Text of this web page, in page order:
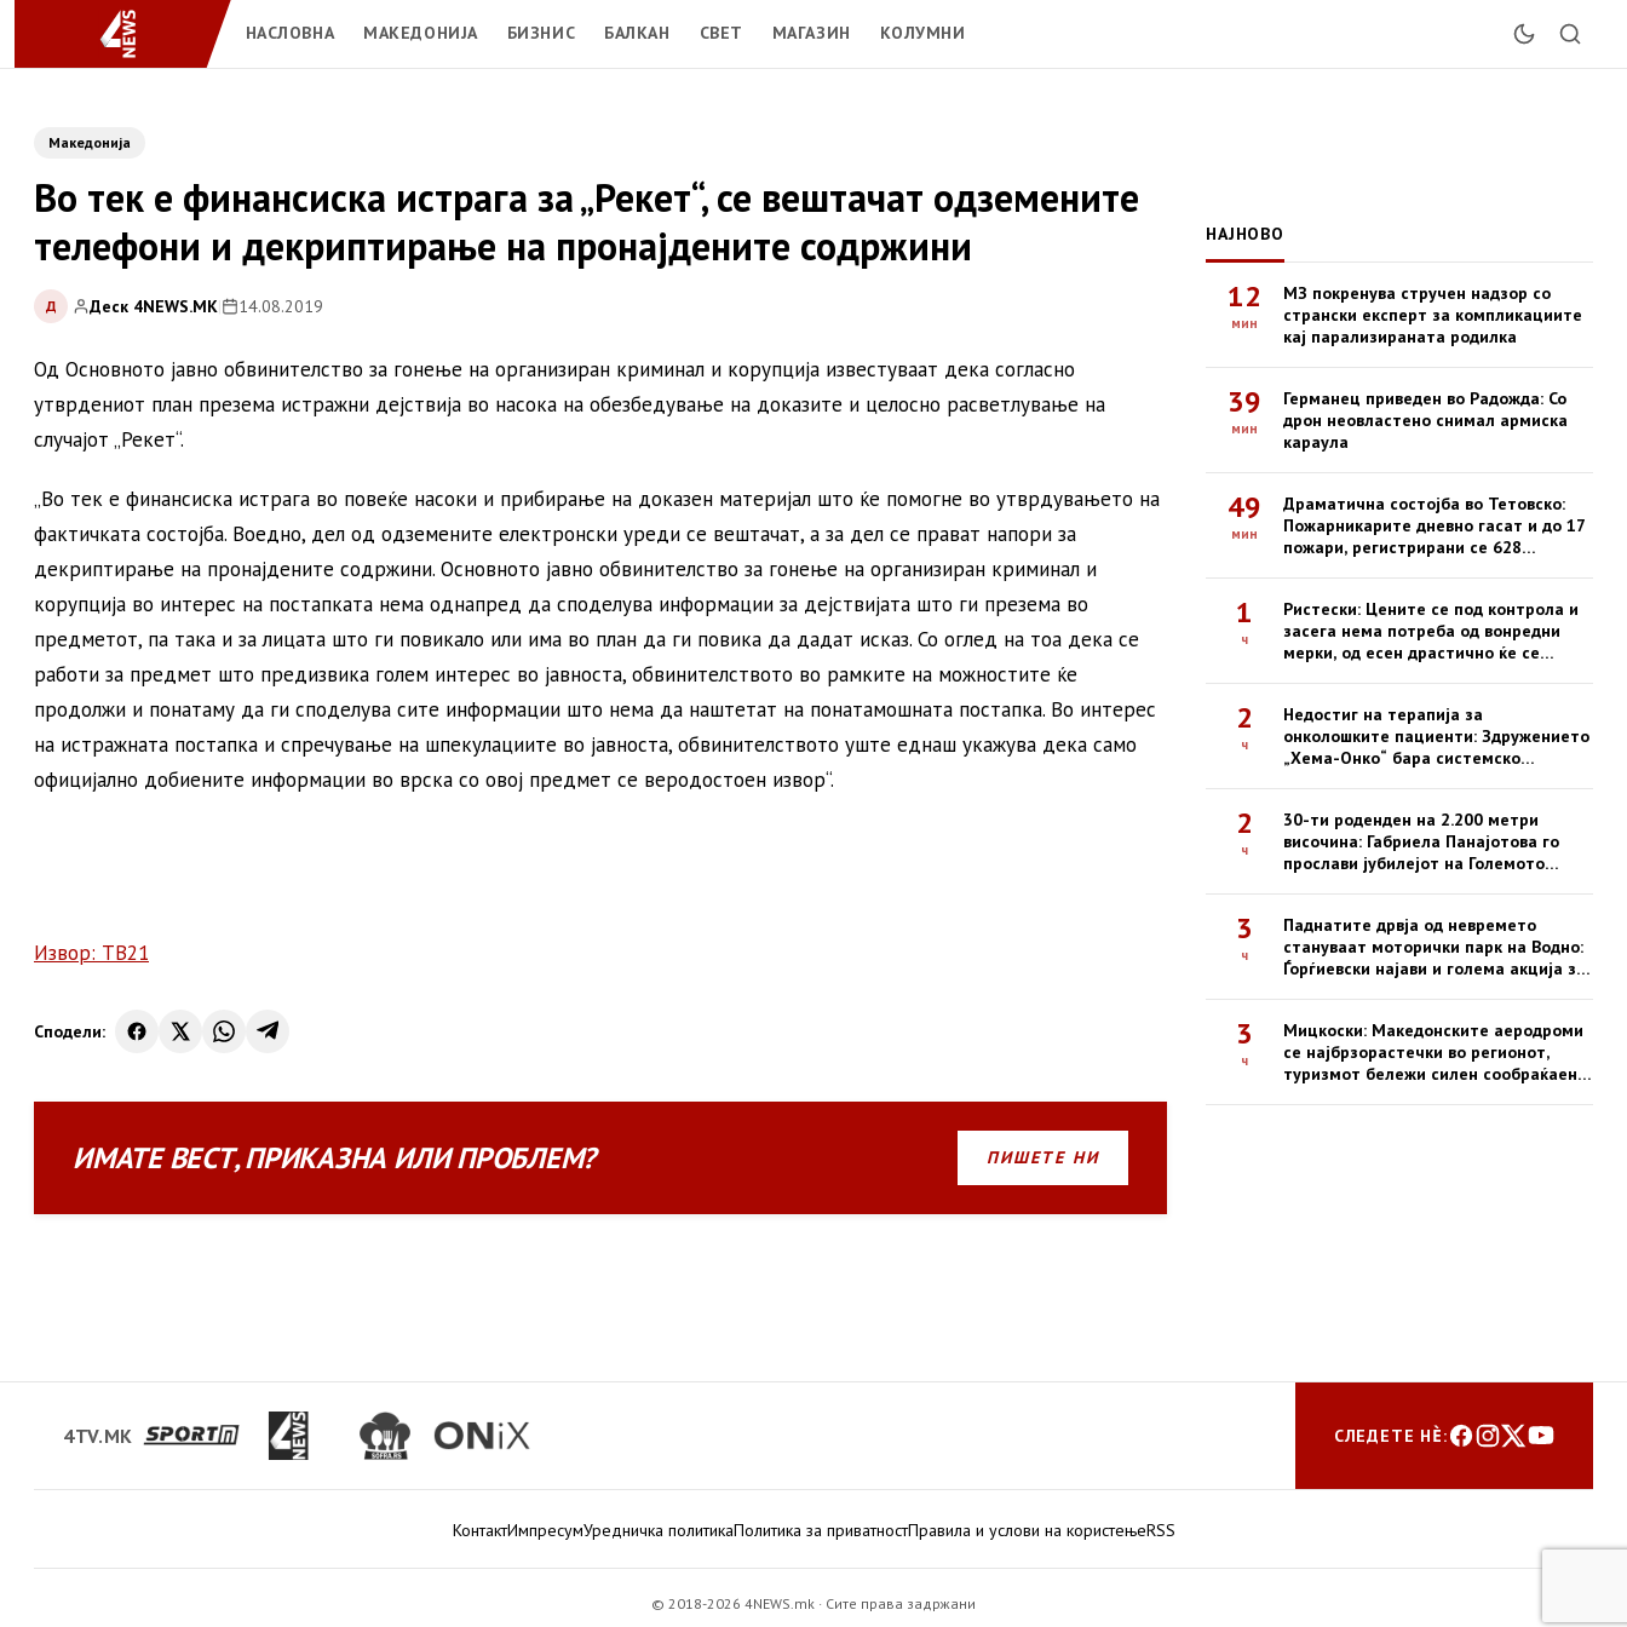
НАСЛОВНА МАКЕДОНИЈА БИЗНИС БАЛКАН СВЕТ МАГАЗИН КОЛУМНИ
Македонија
Во тек е финансиска истрага за „Рекет“, се вештачат одземените
телефони и декриптирање на пронајдените содржини
Д Деск 4NEWS.MK| 14.08.2019
Од Основното јавно обвинителство за гонење на организиран криминал и корупција известуваат дека согласно
утврдениот план презема истражни дејствија во насока на обезбедување на доказите и целосно расветлување на
случајот „Рекет“.
„Во тек е финансиска истрага во повеќе насоки и прибирање на доказен материјал што ќе помогне во утврдувањето на
фактичката состојба. Воедно, дел од одземените електронски уреди се вештачат, а за дел се прават напори за
декриптирање на пронајдените содржини. Основното јавно обвинителство за гонење на организиран криминал и
корупција во интерес на постапката нема однапред да споделува информации за дејствијата што ги презема во
предметот, па така и за лицата што ги повикало или има во план да ги повика да дадат исказ. Со оглед на тоа дека се
работи за предмет што предизвика голем интерес во јавноста, обвинителството во рамките на можностите ќе
продолжи и понатаму да ги споделува сите информации што нема да наштетат на понатамошната постапка. Во интерес
на истражната постапка и спречување на шпекулациите во јавноста, обвинителството уште еднаш укажува дека само
официјално добиените информации во врска со овој предмет се веродостоен извор“.
Извор: ТВ21
Сподели:
ИМАТЕВЕСТ,ПРИКАЗНА ИЛИПРОБЛЕМ? ПИШЕТЕ НИ
НАЈНОВО
12
мин
МЗ покренува стручен надзор со
странски експерт за компликациите
кај парализираната родилка
39
мин
Германец приведен во Радожда: Со
дрон неовластено снимал армиска
караула
49
мин
Драматична состојба во Тетовско:
Пожарникарите дневно гасат и до 17
пожари, регистрирани се 628
1
ч
Ристески: Цените се под контрола и
засега нема потреба од вонредни
мерки, од есен драстично ќе се
2
ч
Недостиг на терапија за
онколошките пациенти: Здружението
„Хема-Онко“ бара системско
2
ч
30-ти роденден на 2.200 метри
височина: Габриела Панајотова го
прослави јубилејот на Големото
3
ч
Паднатите дрвја од невремето
стануваат моторички парк на Водно:
Ѓорѓиевски најави и голема акција за
3
ч
Мицкоски: Македонските аеродроми
се најбрзорастечки во регионот,
туризмот бележи силен сообраќаен
4TV.MK СЛЕДЕТЕ НЀ:
КонтактИмпресумУредничка политикаПолитика за приватностПравила и услови на користењеRSS
© 2018-2026 4NEWS.mk · Сите права задржани